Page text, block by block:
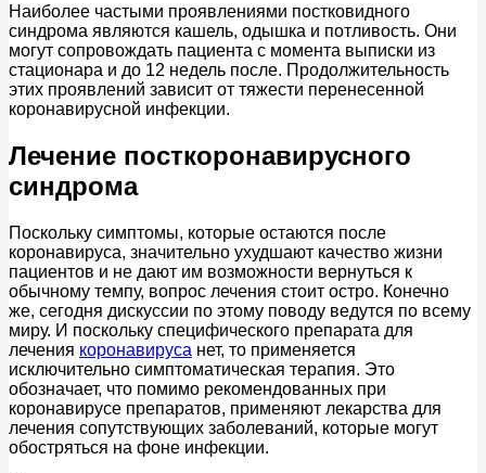
Наиболее частыми проявлениями постковидного
синдрома являются кашель, одышка и потливость. Они
могут сопровождать пациента с момента выписки из
стационара и до 12 недель после. Продолжительность
этих проявлений зависит от тяжести перенесенной
коронавирусной инфекции.
Лечение посткоронавирусного
синдрома
Поскольку симптомы, которые остаются после
коронавируса, значительно ухудшают качество жизни
пациентов и не дают им возможности вернуться к
обычному темпу, вопрос лечения стоит остро. Конечно
же, сегодня дискуссии по этому поводу ведутся по всему
миру. И поскольку специфического препарата для
лечения коронавируса нет, то применяется
исключительно симптоматическая терапия. Это
обозначает, что помимо рекомендованных при
коронавирусе препаратов, применяют лекарства для
лечения сопутствующих заболеваний, которые могут
обостряться на фоне инфекции.